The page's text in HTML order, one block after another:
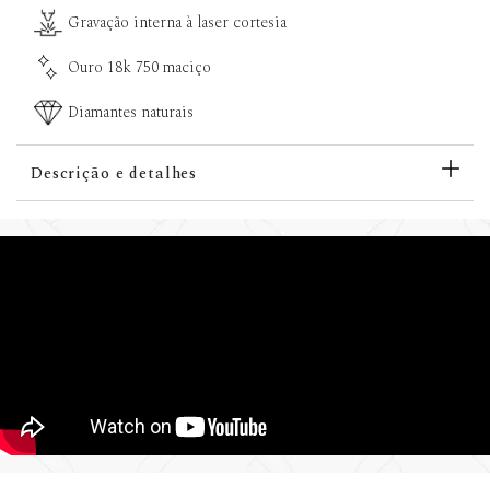
Gravação interna à laser cortesia
Ouro 18k 750 maciço
Diamantes naturais
Descrição e detalhes